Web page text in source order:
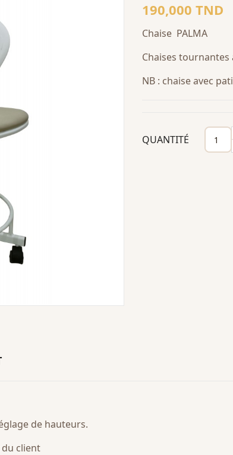
190,000 TND
Chaise PALMA
Chaises tournantes
NB : chaise avec
QUANTITÉ
de hauteurs.
du client